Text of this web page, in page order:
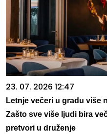
23. 07. 2026 12:47
Letnje večeri u gradu više
Zašto sve više ljudi bira
pretvori u druženje